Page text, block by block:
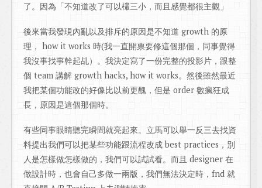
了。因為「不知道改了可以欉三小，而且感覺都很主觀」
後來當我發現內亂以及排斥的原因是不知道 growth 的原
理， how it works 時(我一直開票要修這個那個，同事覺得
我沒事找事幹起乩）。我決定寫了一份完整的投影片，跟整
個 team 講解 growth hacks, how it works。然後雖然最近
我把某個功能改的好像比以前更醜，但是 order 數瘋狂成
長，原因是這個那個時。
有些同事眼睛聽完瞬間就亮起來。立馬可以舉一反三去找資
料提出我們可以把某些功能跟流程改成 best practices，別
人是怎樣做怎樣做的，我們可以試試看。而且 designer 在
做設計時，也會自己多做一兩版，我們無法決定時，fnd 就